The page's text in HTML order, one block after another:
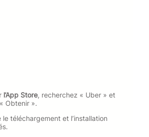
l’App Store, recherchez « Uber » et
Obtenir ».
téléchargement et l’installation